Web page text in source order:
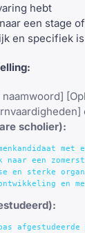
hebt
een stage
en specifiek
scholier):
naar een
en sterke